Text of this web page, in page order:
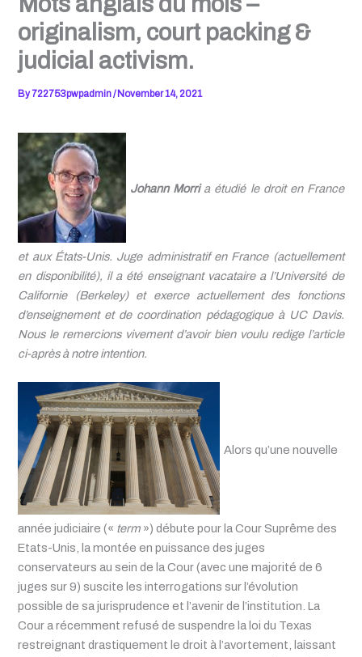
originalism, court packing &
judicial activism.
By 722753pwpadmin/ November 14, 2021
Johann Morria étudié le droit en France
et aux États-Unis. Juge administratif en France (actuellement
en disponibilité), il a été enseignant vacataire a l’Université de
Californie (Berkeley) et exerce actuellement des fonctions
d’enseignement et de coordination pédagogique à UC Davis.
Nous le remercions vivement d’avoir bien voulu redige l’article
ci-après à notre intention.
Alors qu’une nouvelle
année judiciaire (« term ») débute pour la Cour Suprême des
Etats-Unis, la montée en puissance des juges
conservateurs au sein de la Cour (avec une majorité de 6
juges sur 9) suscite les interrogations sur l’évolution
possible de sa jurisprudence et l’avenir de l’institution. La
Cour a récemment refusé de suspendre la loi du Texas
restreignant drastiquement le droit à l’avortement, laissant